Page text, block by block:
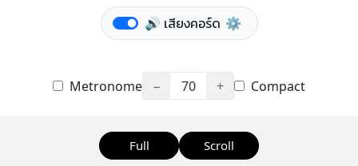
🔊 เสียงคอร์ด ⚙️
Metronome − 70 + Compact
Full Scroll